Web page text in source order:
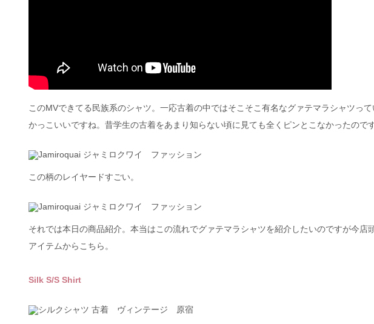
このMVできてる民族系のシャツ。一応古着の中ではそこそこ有名なグァテマラシャツっ
かっこいいですね。昔学生の古着をあまり知らない頃に見ても全くピンとこなかったので
この柄のレイヤードすごい。
それでは本日の商品紹介。本当はこの流れでグァテマラシャツを紹介したいのですが今
アイテムからこちら。
Silk S/S Shirt